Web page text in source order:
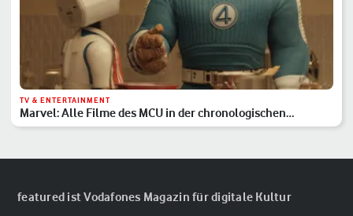
TV & ENTERTAINMENT
Marvel: Alle Filme des MCU in der chronologischen
Reihenfolge
featured ist Vodafones Magazin für digitale Kultur